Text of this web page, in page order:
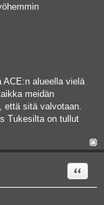
alueella vielä
meidän
, että sitä valvotaan.
Tukesilta on tullut
Quote